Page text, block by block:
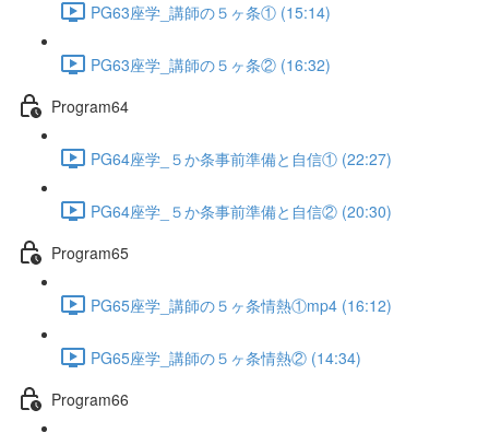
PG63座学_講師の５ヶ条① (15:14)
PG63座学_講師の５ヶ条② (16:32)
Program64
PG64座学_５か条事前準備と自信① (22:27)
PG64座学_５か条事前準備と自信② (20:30)
Program65
PG65座学_講師の５ヶ条情熱①mp4 (16:12)
PG65座学_講師の５ヶ条情熱② (14:34)
Program66